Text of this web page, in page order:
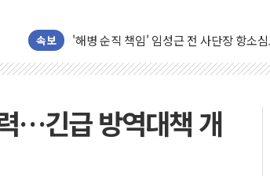
속보
헥토이노베이션, 상반기 매출 첫 2000억
우리은행, 고창해상풍력에 4000억 금융
민병덕 "오늘 67개 점포 영업 재개...장바
…긴급 방역대책 개